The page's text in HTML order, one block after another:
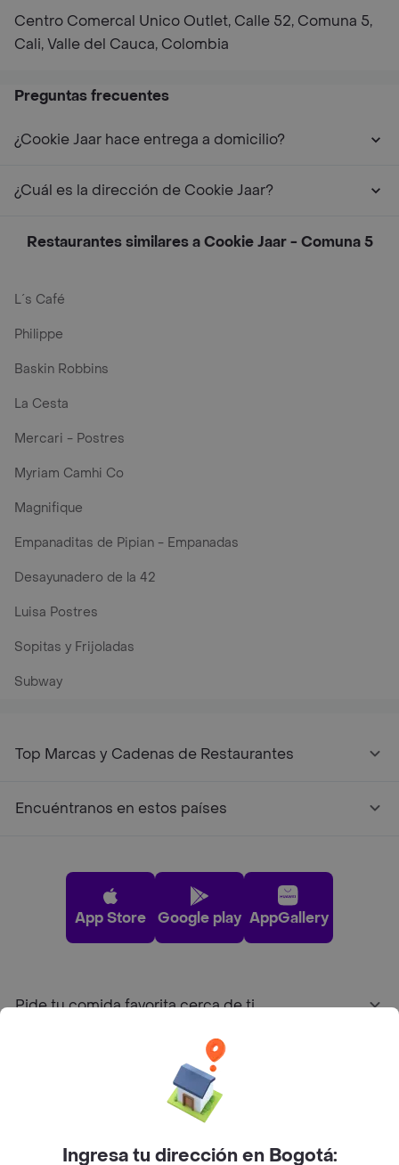
Centro Comercal Unico Outlet, Calle 52, Comuna 5,
Cali, Valle del Cauca, Colombia
Preguntas frecuentes
¿Cookie Jaar hace entrega a domicilio?
¿Cuál es la dirección de Cookie Jaar?
Restaurantes similares a Cookie Jaar - Comuna 5
L´s Café
Philippe
Baskin Robbins
La Cesta
Mercari - Postres
Myriam Camhi Co
Magnifique
Empanaditas de Pipian - Empanadas
Desayunadero de la 42
Luisa Postres
Sopitas y Frijoladas
Subway
Top Marcas y Cadenas de Restaurantes
Encuéntranos en estos países
App Store Google play AppGallery
Pide tu comida favorita cerca de ti
Ingresa tu dirección en Bogotá: